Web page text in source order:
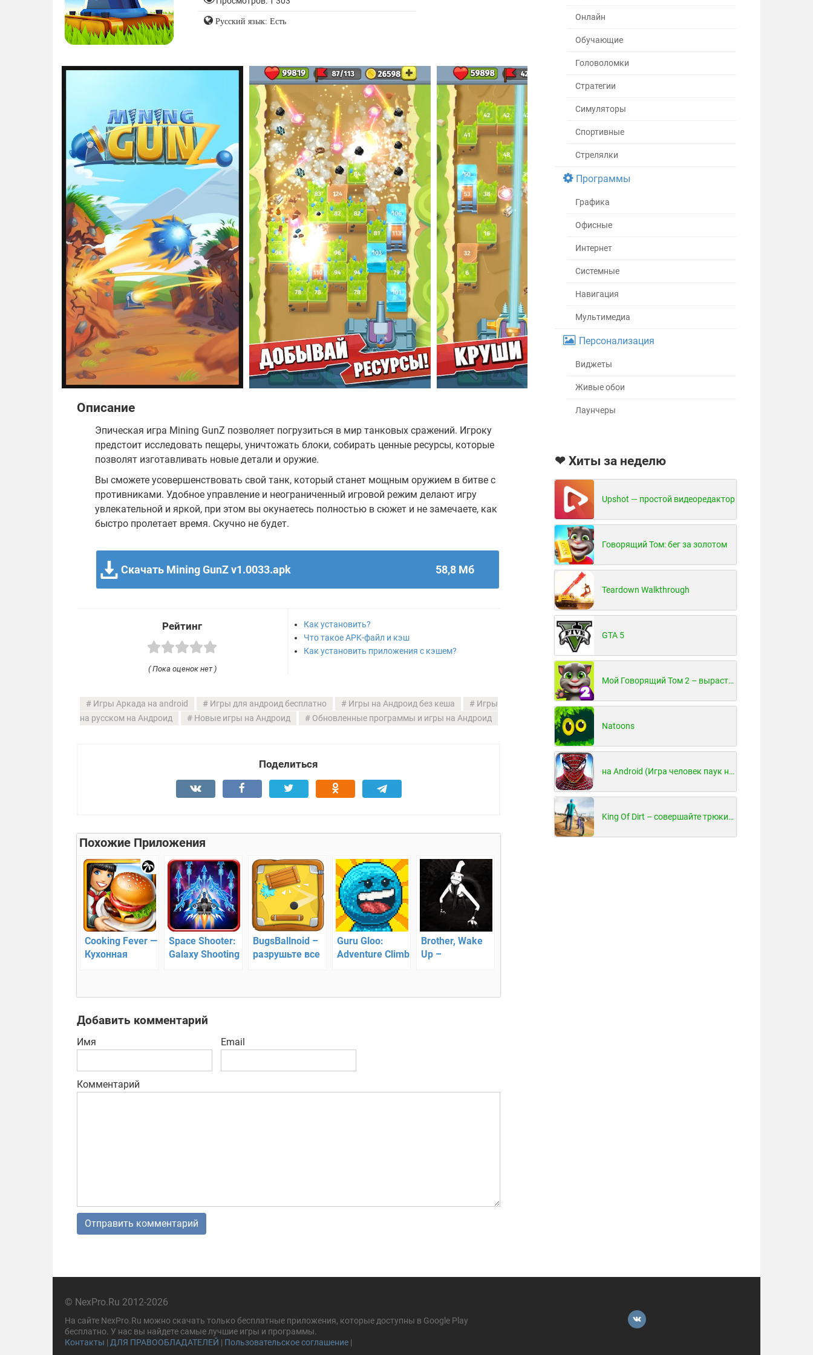
Русский язык: Есть
Описание
Эпическая игра Mining GunZ позволяет погрузиться в мир танковых сражений. Игроку
предстоит исследовать пещеры, уничтожать блоки, собирать ценные ресурсы, которые
позволят изготавливать новые детали и оружие.
Вы сможете усовершенствовать свой танк, который станет мощным оружием в битве с
противниками. Удобное управление и неограниченный игровой режим делают игру
увлекательной и яркой, при этом вы окунаетесь полностью в сюжет и не замечаете, как
быстро пролетает время. Скучно не будет.
Скачать Mining GunZ v1.0033.apk 58,8 Мб
Рейтинг
( Пока оценок нет )
Как установить?
Что такое APK-файл и кэш
Как установить приложения с кэшем?
Игры Аркада на android Игры для андроид бесплатно Игры на Андроид без кеша
Игры
на русском на Андроид
Новые игры на Андроид Обновленные программы и игры на Андроид
Поделиться
Похожие Приложения
Cooking Fever —
Кухонная
Space Shooter:
Galaxy Shooting
BugsBallnoid –
разрушьте все
Guru Gloo:
Adventure Climb
желейного
Brother, Wake
Up –
Добавить комментарий
Имя Email
Комментарий
Онлайн
Обучающие
Головоломки
Стратегии
Симуляторы
Спортивные
Стрелялки
Программы
Графика
Офисные
Интернет
Системные
Навигация
Мультимедиа
Персонализация
Виджеты
Живые обои
Лаунчеры
❤ Хиты за неделю
Upshot — простой видеоредактор
Говорящий Том: бег за золотом
Teardown Walkthrough
GTA 5
Мой Говорящий Том 2 – вырасти и воспитай своего котенка
Natoons
на Android (Игра человек паук на Android)
King Of Dirt – совершайте трюки на велосипеде!
© NexPro.Ru 2012-2026
На сайте NexPro.Ru можно скачать только бесплатные приложения, которые доступны в Google Play
бесплатно. У нас вы найдете самые лучшие игры и программы.
Контакты | ДЛЯ ПРАВООБЛАДАТЕЛЕЙ | Пользовательское соглашение |